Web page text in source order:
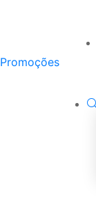
Promoções